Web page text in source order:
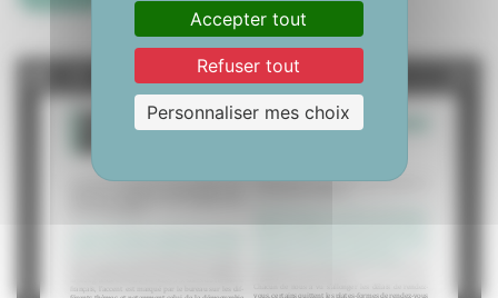
sécuriser votre
utilisation du
site. Vous avez le
choix d'accepter
selon vos
Accepter tout
Refuser tout
Personnaliser mes choix